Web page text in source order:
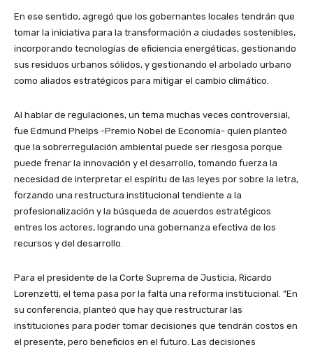
En ese sentido, agregó que los gobernantes locales tendrán que
tomar la iniciativa para la transformación a ciudades sostenibles,
incorporando tecnologías de eficiencia energéticas, gestionando
sus residuos urbanos sólidos, y gestionando el arbolado urbano
como aliados estratégicos para mitigar el cambio climático.
Al hablar de regulaciones, un tema muchas veces controversial,
fue Edmund Phelps -Premio Nobel de Economía- quien planteó
que la sobrerregulación ambiental puede ser riesgosa porque
puede frenar la innovación y el desarrollo, tomando fuerza la
necesidad de interpretar el espíritu de las leyes por sobre la letra,
forzando una restructura institucional tendiente a la
profesionalización y la búsqueda de acuerdos estratégicos
entres los actores, logrando una gobernanza efectiva de los
recursos y del desarrollo.
Para el presidente de la Corte Suprema de Justicia, Ricardo
Lorenzetti, el tema pasa por la falta una reforma institucional. “En
su conferencia, planteó que hay que restructurar las
instituciones para poder tomar decisiones que tendrán costos en
el presente, pero beneficios en el futuro. Las decisiones